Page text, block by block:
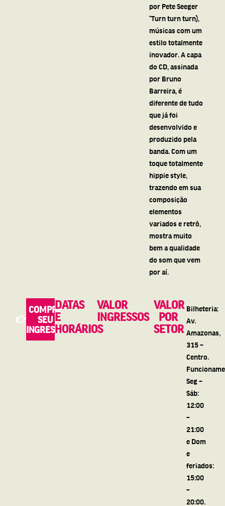
por Pete Seeger
“Turn turn turn),
músicas com um
estilo totalmente
inovador. A capa
do CD, assinada
por Bruno
Barreira, é
diferente de tudo
que já foi
desenvolvido e
produzido pela
banda. Com um
toque totalmente
hippie style,
trazendo em sua
composição
elementos
variados e retrô,
mostra muito
bem a qualidade
do som que vem
por aí.
COMPRE
SEU
INGRESSO
DATAS
E
HORÁRIOS
VALOR
INGRESSOS
VALOR
POR
SETOR
Bilheteria:
Av.
Amazonas,
315 –
Centro.
Seg –
Sáb:
12:00
–
21:00
e Dom
e
feriados:
15:00
–
20:00.